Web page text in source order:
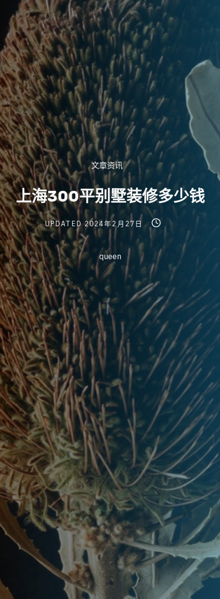
Post
Categories
文章资讯
上海300平别墅装修多少钱
Post
last
updated
date
UPDATED2024年2月27日
Post
read
time
author
queen